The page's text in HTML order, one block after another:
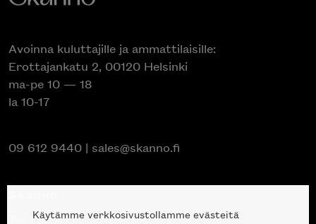
Avoinna kuluttajille ja ammattilaisille:
Erottajankatu 2, 00120 Helsinki
ma-pe 10 — 18
la 10-17
09 612 9440 | sales@skanno.fi
Tuotteet
Käytämme verkkosivustollamme evästeitä